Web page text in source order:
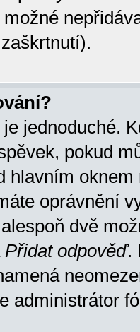
jednoduché.
pokud
hlavním oknem
oprávnění
dvě
Přidat odpověď.
administrátor